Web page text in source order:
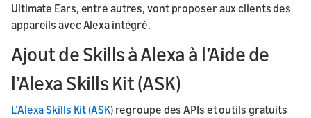
Ultimate Ears, entre autres, vont proposer aux clients des
appareils avec Alexa intégré.
Ajout de Skills à Alexa à l’Aide de
l’Alexa Skills Kit (ASK)
L’Alexa Skills Kit (ASK)regroupe des APIs et outils gratuits